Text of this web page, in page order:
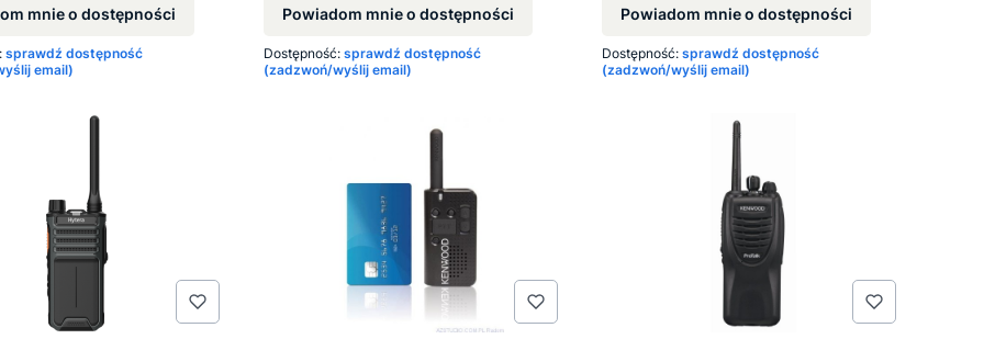
przewijanie
mnie o dostępności
sprawdź dostępność
email)
Powiadom mnie o dostępności
Dostępność: sprawdź dostępność
(zadzwoń/wyślij email)
Powiadom mnie o dostępności
Dostępność: sprawdź dostępność
(zadzwoń/wyślij email)